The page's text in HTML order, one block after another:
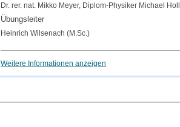
Dr. rer. nat. Mikko Meyer, Diplom-Physiker Michael Holl
Übungsleiter
Heinrich Wilsenach (M.Sc.)
Weitere Informationen anzeigen